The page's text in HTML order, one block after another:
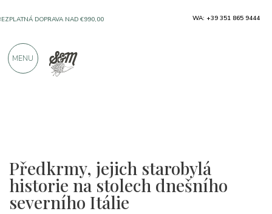
Předkrmy, jejich starobylá
historie na stolech dnešního
severního Itálie
DOPRAVA NAD €990,00
PRODUKTY OD VYNIKAJÍCÍCH VÝROBCŮ
WA: +39 351 865 9444
MENU